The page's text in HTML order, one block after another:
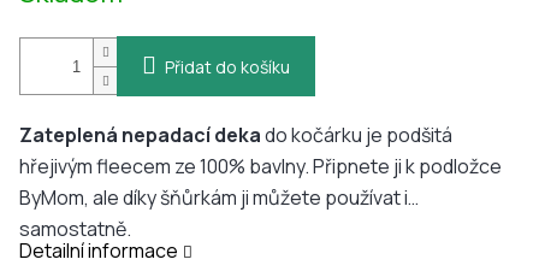
Přidat do košíku
Zateplená nepadací dekado kočárku je podšitá
hřejivým fleecem ze 100% bavlny. Připnete ji k podložce
ByMom, ale díky šňůrkám ji můžete používat i
samostatně.
Detailní informace